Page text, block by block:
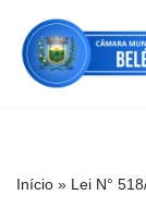
Pular
para
Início » Lei N°